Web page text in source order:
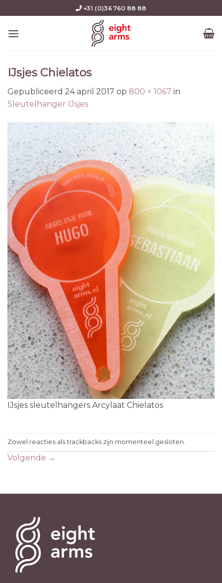
to
content
+31 (0)36 760 88 88
IJsjes Chielatos
Gepubliceerd 24 april 2017 op 800 × 1067 in
Sleutelhanger IJsjes
IJsjes sleutelhangers Arcylaat Chielatos
Zowel reacties als trackbacks zijn momenteel gesloten.
Volgende →